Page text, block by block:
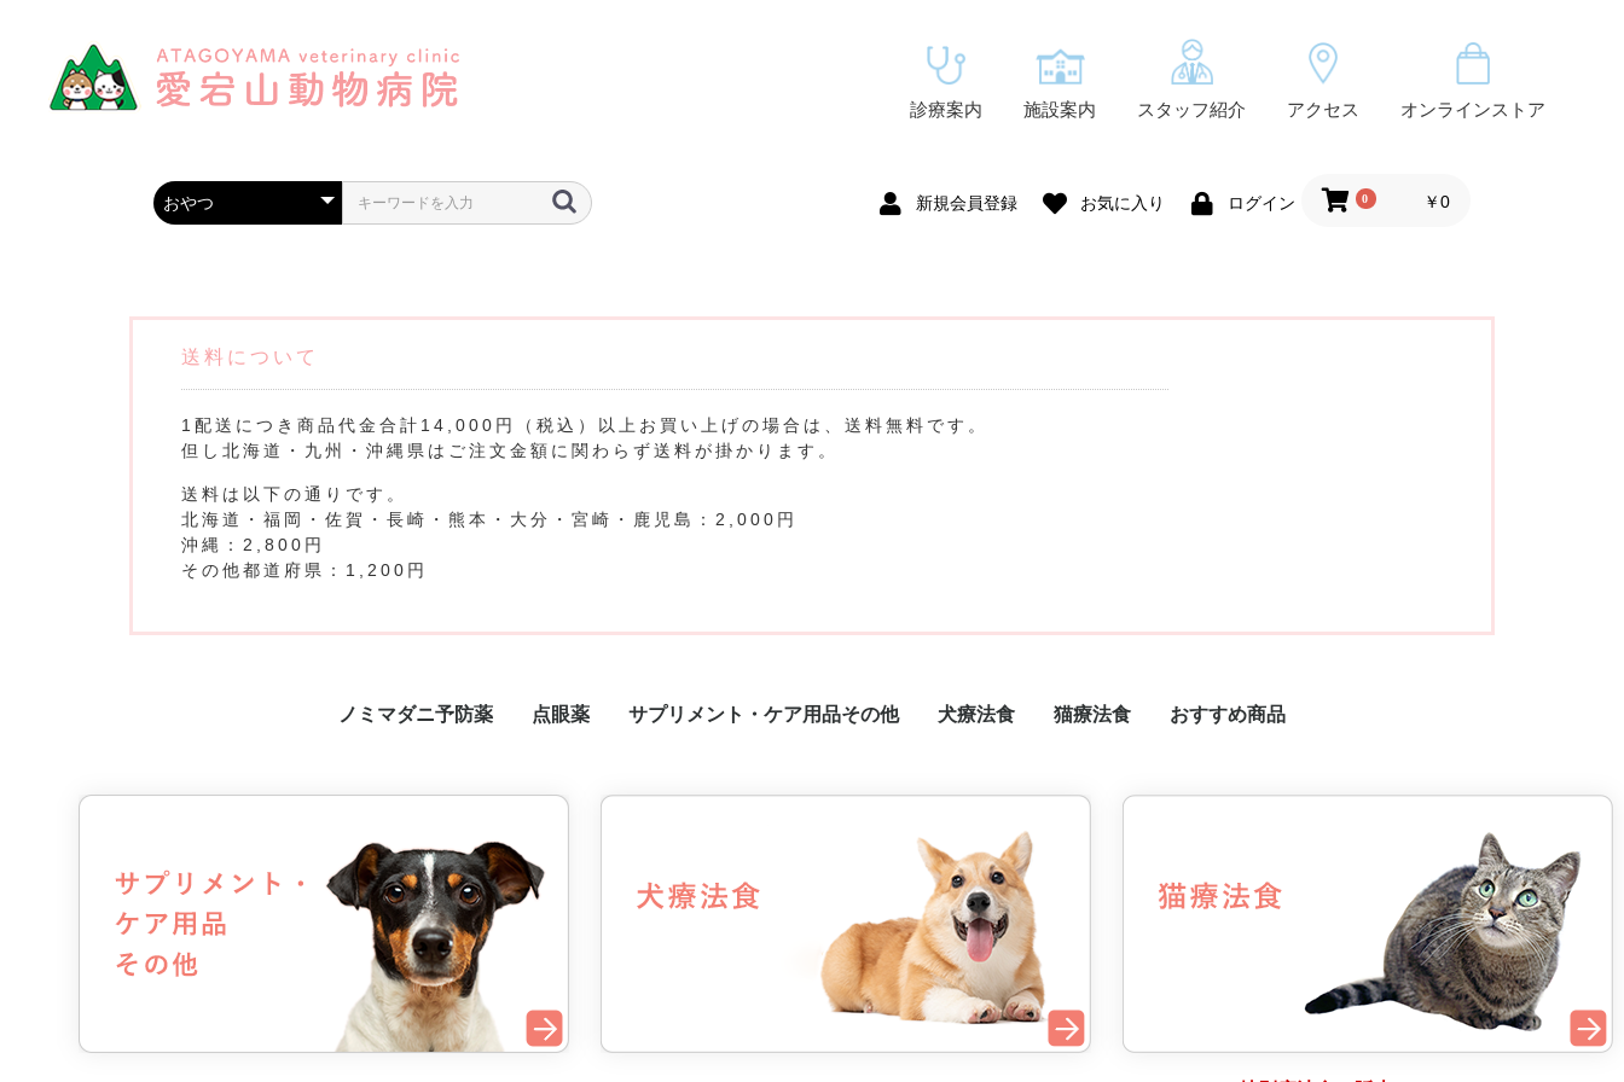
新規会員登録 お気に入り ログイン 0 ￥0
診療案内 施設案内 スタッフ紹介 アクセス オンラインストア
送料について
1配送につき商品代金合計14,000円（税込）以上お買い上げの場合は、送料無料です。
但し北海道・九州・沖縄県はご注文金額に関わらず送料が掛かります。
送料は以下の通りです。
北海道・福岡・佐賀・長崎・熊本・大分・宮崎・鹿児島：2,000円
沖縄：2,800円
その他都道府県：1,200円
ノミマダニ予防薬 点眼薬 サプリメント・ケア用品その他 犬療法食 猫療法食 おすすめ商品